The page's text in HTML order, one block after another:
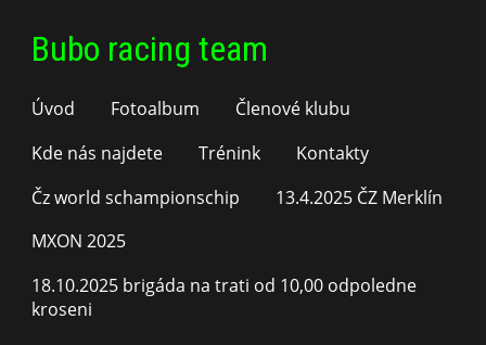
Bubo racing team
Úvod Fotoalbum
Členové klubu
Kde nás najdete
Trénink
Kontakty
Čz world schampionschip
13.4.2025 ČZ Merklín
MXON 2025
18.10.2025 brigáda na trati od 10,00 odpoledne
kroseni